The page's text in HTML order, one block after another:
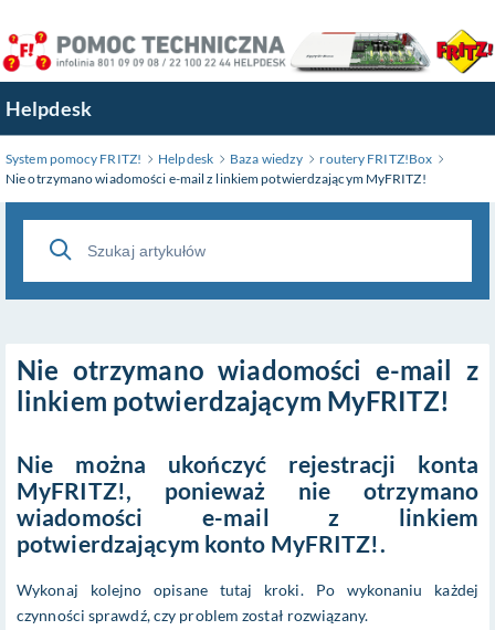
do
treści
Helpdesk
System pomocy FRITZ! Helpdesk Baza wiedzy
routery FRITZ!Box
Nie otrzymano wiadomości e-mail z linkiem potwierdzającym MyFRITZ!
Nie otrzymano wiadomości e-mail z
linkiem potwierdzającym MyFRITZ!
Nie można ukończyć rejestracji konta
MyFRITZ!, ponieważ nie otrzymano
wiadomości e-mail z linkiem
potwierdzającym konto MyFRITZ!.
Wykonaj kolejno opisane tutaj kroki. Po wykonaniu każdej
czynności sprawdź, czy problem został rozwiązany.